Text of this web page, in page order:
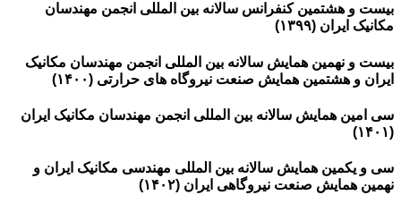
بیست و هشتمین کنفرانس سالانه بین المللی انجمن مهندسان
مکانیک ایران (۱۳۹۹)
بیست و نهمین همایش سالانه بین المللی انجمن مهندسان مکانیک
ایران و هشتمین همایش صنعت نیروگاه های حرارتی (۱۴۰۰)
سی امین همایش سالانه بین المللی انجمن مهندسان مکانیک ایران
(۱۴۰۱)
سی و یکمین همایش سالانه بین­ المللی مهندسی مکانیک ایران و
نهمین همایش صنعت نیروگاهی ایران (۱۴۰۲)